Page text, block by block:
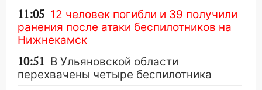
11:05 12 человек погибли и 39 получили
ранения после атаки беспилотников на
Нижнекамск
10:51 В Ульяновской области
перехвачены четыре беспилотника